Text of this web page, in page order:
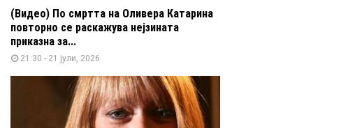
(Видео) По смртта на Оливера Катарина
повторно се раскажува нејзината
приказна за...
21:30 - 21 јули, 2026